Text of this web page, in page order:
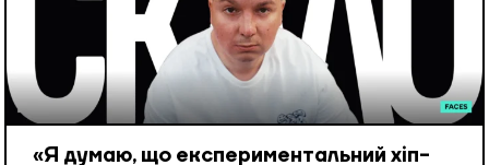
«Я думаю, що експериментальний хіп-